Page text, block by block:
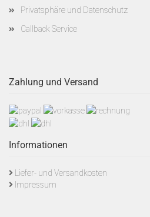
Privatsphäre und Datenschutz
Callback Service
Zahlung und Versand
Informationen
Liefer- und Versandkosten
Impressum